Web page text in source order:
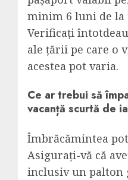
minim 6 luni de la
Verificați
ale țării pe care o
acestea pot varia.
Ce ar trebui să
vacanță scurtă de
Îmbrăcămintea
Asigurați-vă că
inclusiv un palton